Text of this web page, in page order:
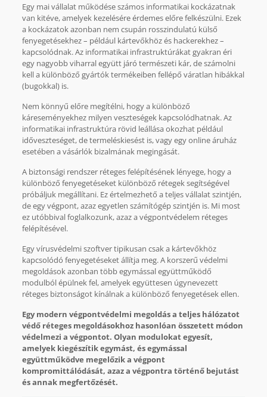
Egy mai vállalat működése számos informatikai kockázatnak
van kitéve, amelyek kezelésére érdemes előre felkészülni. Ezek
a kockázatok azonban nem csupán rosszindulatú külső
fenyegetésekhez – például kártevőkhöz és hackerekhez –
kapcsolódnak. Az informatikai infrastruktúrákat gyakran éri
egy nagyobb viharral együtt járó természeti kár, de számolni
kell a különböző gyártók termékeiben fellépő váratlan hibákkal
(bugokkal) is.
Nem könnyű előre megítélni, hogy a különböző
káreseményekhez milyen veszteségek kapcsolódhatnak. Az
informatikai infrastruktúra rövid leállása okozhat például
időveszteséget, de termeléskiesést is, vagy egy online áruház
esetében a vásárlók bizalmának megingását.
A biztonsági rendszer réteges felépítésének lényege, hogy a
különböző fenyegetéseket különböző rétegek segítségével
próbáljuk megállítani. Ez értelmezhető a teljes vállalat szintjén,
de egy végpont, azaz egyetlen számítógép szintjén is. Mi most
ez utóbbival foglalkozunk, azaz a végpontvédelem réteges
felépítésével.
Egy vírusvédelmi szoftver tipikusan csak a kártevőkhöz
kapcsolódó fenyegetéseket állítja meg. A korszerű védelmi
megoldások azonban több egymással együttműködő
modulból épülnek fel, amelyek együttesen úgynevezett
réteges biztonságot kínálnak a különböző fenyegetések ellen.
Egy modern végpontvédelmi megoldás a teljes hálózatot
védő réteges megoldásokhoz hasonlóan összetett módon
védelmezi a végpontot. Olyan modulokat egyesít,
amelyek kiegészítik egymást, és egymással
együttműködve megelőzik a végpont
kompromittálódását, azaz a végpontra történő bejutást
és annak megfertőzését.